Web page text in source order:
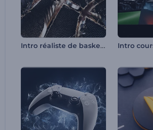
Intro réaliste de basket-ball